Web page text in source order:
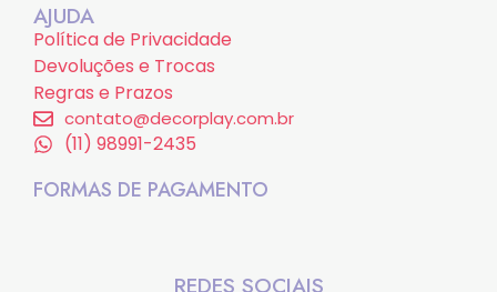
AJUDA
Política de Privacidade
Devoluções e Trocas
Regras e Prazos
contato@decorplay.com.br
(11) 98991-2435
FORMAS DE PAGAMENTO
REDES SOCIAIS